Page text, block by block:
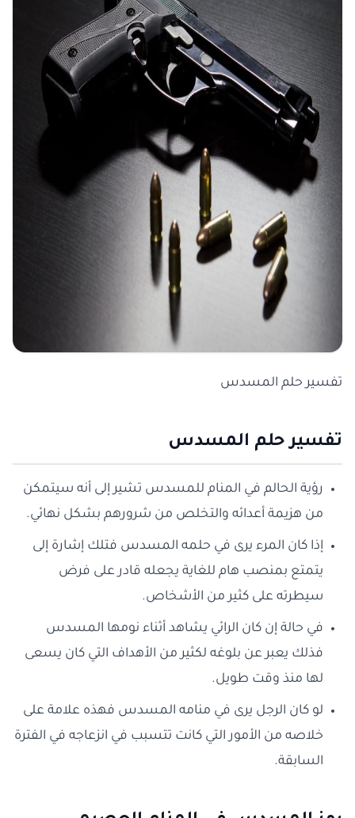
تفسير حلم المسدس
تفسير حلم المسدس
رؤية الحالم في المنام للمسدس تشير إلى أنه سيتمكن
من هزيمة أعدائه والتخلص من شرورهم بشكل نهائي.
إذا كان المرء يرى في حلمه المسدس فتلك إشارة إلى
يتمتع بمنصب هام للغاية يجعله قادر على فرض
سيطرته على كثير من الأشخاص.
في حالة إن كان الرائي يشاهد أثناء نومها المسدس
فذلك يعبر عن بلوغه لكثير من الأهداف التي كان يسعى
لها منذ وقت طويل.
لو كان الرجل يرى في منامه المسدس فهذه علامة على
خلاصه من الأمور التي كانت تتسبب في انزعاجه في الفترة
السابقة.